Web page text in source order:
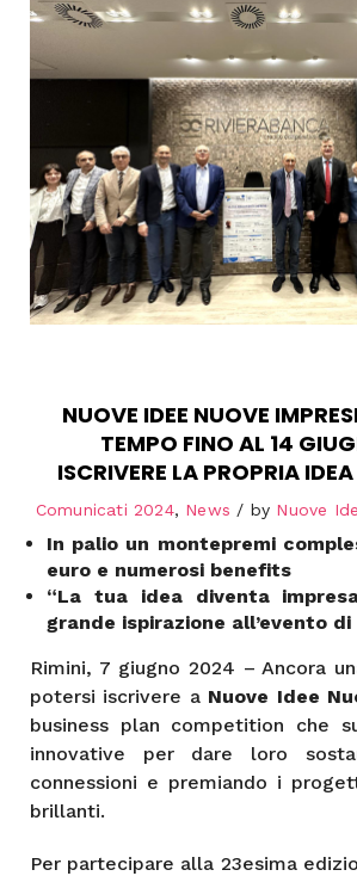
NUOVE IDEE NUOVE
TEMPO FINO AL 14
ISCRIVERE LA PROPRIA
Comunicati 2024, News by Nuove
In palio un montepremi
euro e numerosi benefits
“La tua idea diventa
grande ispirazione all’evento
Rimini, 7 giugno 2024 – Ancora
potersi iscrivere a Nuove Idee
business plan competition che
innovative per dare loro
connessioni e premiando i
brillanti.
Per partecipare alla 23esima